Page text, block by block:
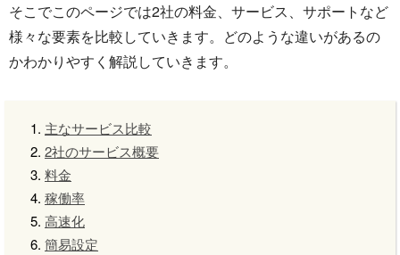
そこでこのページでは2社の料金、サービス、サポートなど
様々な要素を比較していきます。どのような違いがあるの
かわかりやすく解説していきます。
主なサービス比較
2社のサービス概要
料金
稼働率
高速化
簡易設定